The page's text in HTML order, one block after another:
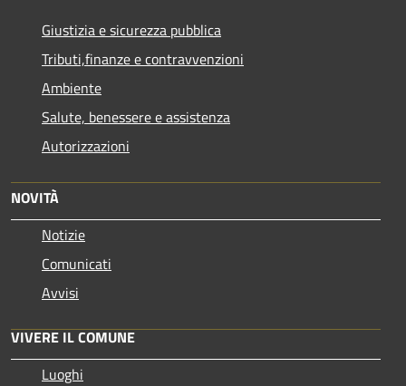
Giustizia e sicurezza pubblica
Tributi,finanze e contravvenzioni
Ambiente
Salute, benessere e assistenza
Autorizzazioni
NOVITÀ
Notizie
Comunicati
Avvisi
VIVERE IL COMUNE
Luoghi